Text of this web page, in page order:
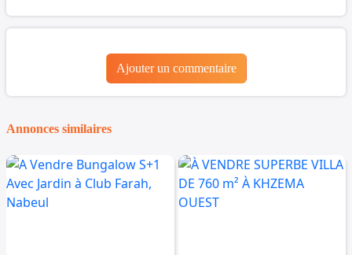
Ajouter un commentaire
Annonces similaires